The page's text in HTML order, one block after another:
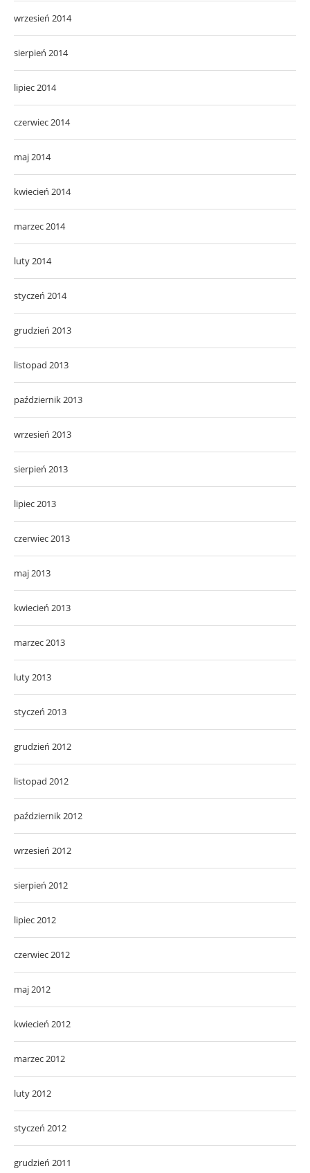
wrzesień 2014
sierpień 2014
lipiec 2014
czerwiec 2014
maj 2014
kwiecień 2014
marzec 2014
luty 2014
styczeń 2014
grudzień 2013
listopad 2013
październik 2013
wrzesień 2013
sierpień 2013
lipiec 2013
czerwiec 2013
maj 2013
kwiecień 2013
marzec 2013
luty 2013
styczeń 2013
grudzień 2012
listopad 2012
październik 2012
wrzesień 2012
sierpień 2012
lipiec 2012
czerwiec 2012
maj 2012
kwiecień 2012
marzec 2012
luty 2012
styczeń 2012
grudzień 2011